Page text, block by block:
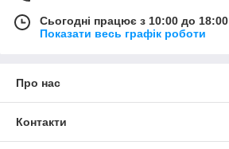
Сьогодні працює з 10:00 до 18:00
Показати весь графік роботи
Про нас
Контакти